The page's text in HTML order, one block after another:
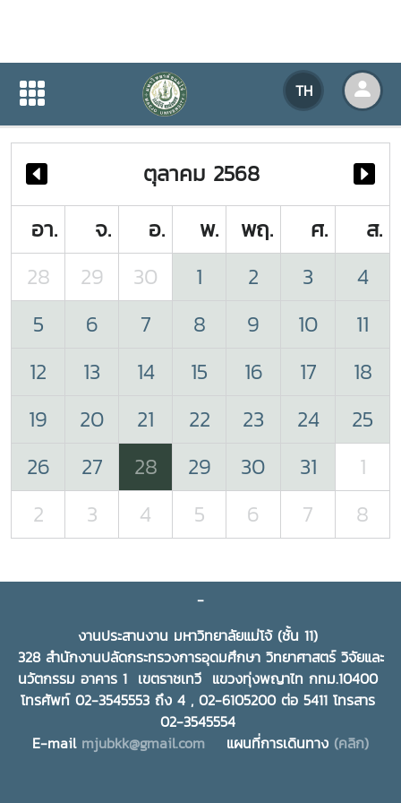
TH
ปฏิทินกิจกรรมของหน่วยงาน
ปฏิทินกิจกรรมของหน่วยงาน
ตุลาคม 2568
อา.
จ. อ. พ. พฤ. ศ.
ส.
28
29 30 1 2 3
4
5
6 7 8 9 10
11
12
13 14 15 16 17
18
19
20 21 22 23 24
25
26
27 28 29 30 31
1
2
3 4 5 6 7 8
-
งานประสานงาน มหาวิทยาลัยแม่โจ้ (ชั้น 11)
328 สำนักงานปลัดกระทรวงการอุดมศึกษา วิทยาศาสตร์ วิจัยและ
นวัตกรรม อาคาร 1 เขตราชเทวี แขวงทุ่งพญาไท กทม.10400
โทรศัพท์ 02-3545553 ถึง 4 , 02-6105200 ต่อ 5411 โทรสาร
02-3545554
E-mail mjubkk@gmail.com แผนที่การเดินทาง (คลิก)